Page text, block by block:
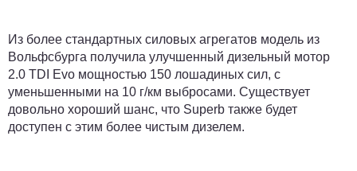
Из более стандартных силовых агрегатов модель из
Вольфсбурга получила улучшенный дизельный мотор
2.0 TDI Evo мощностью 150 лошадиных сил, с
уменьшенными на 10 г/км выбросами. Существует
довольно хороший шанс, что Superb также будет
доступен с этим более чистым дизелем.